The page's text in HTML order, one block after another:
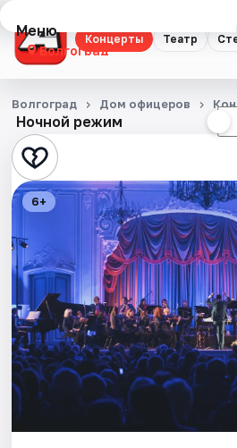
Концерты Театр
Меню
Волгоград
Концерты
Театр
Стендап
Квесты
Экскурсии
Спорт
События
Ночной режим
Волгоград Дом офицеров
6+